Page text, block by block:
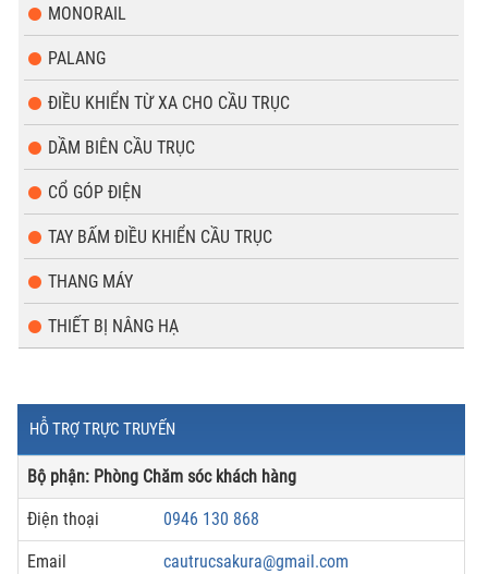
MONORAIL
PALANG
ĐIỀU KHIỂN TỪ XA CHO CẦU TRỤC
DẦM BIÊN CẦU TRỤC
CỔ GÓP ĐIỆN
TAY BẤM ĐIỀU KHIỂN CẦU TRỤC
THANG MÁY
THIẾT BỊ NÂNG HẠ
HỖ TRỢ TRỰC TRUYẾN
Bộ phận: Phòng Chăm sóc khách hàng
Điện thoại 0946 130 868
Email cautrucsakura@gmail.com